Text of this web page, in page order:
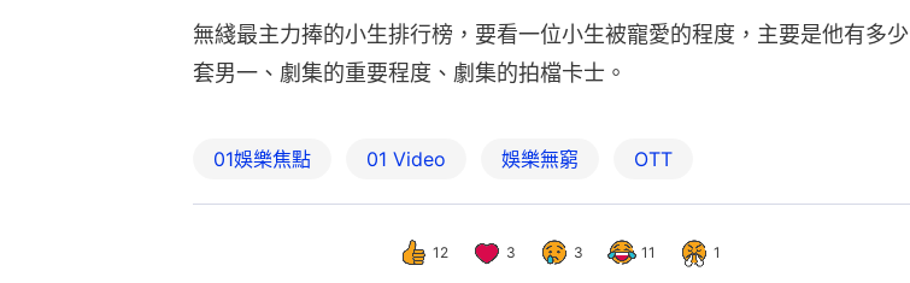
無綫最主力捧的小生排行榜，要看一位小生被寵愛的程度，主要是他有多少
套男一、劇集的重要程度、劇集的拍檔卡士。
01娛樂焦點 01 Video 娛樂無窮 OTT
12 3 3 11 1